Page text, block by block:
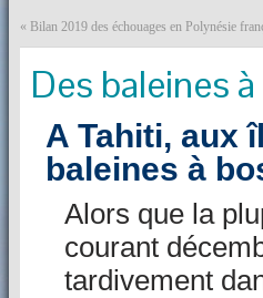
« Bilan 2019 des échouages en Polynésie
Des baleines
A Tahiti, aux
baleines à
Alors que la
courant
tardivement